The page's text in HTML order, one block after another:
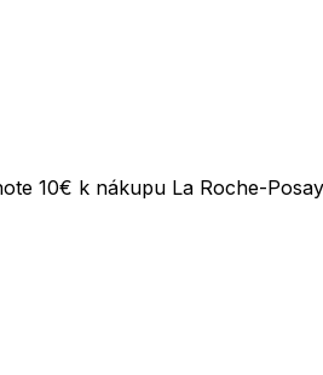
10€ k nákupu La Roche-